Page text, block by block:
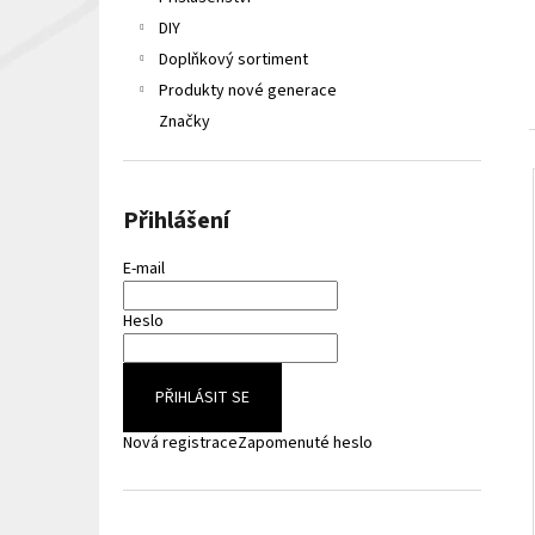
DIY
Doplňkový sortiment
Produkty nové generace
Značky
Přihlášení
E-mail
Heslo
PŘIHLÁSIT SE
Nová registraceZapomenuté heslo
149 Kč
Původně:165 Kč